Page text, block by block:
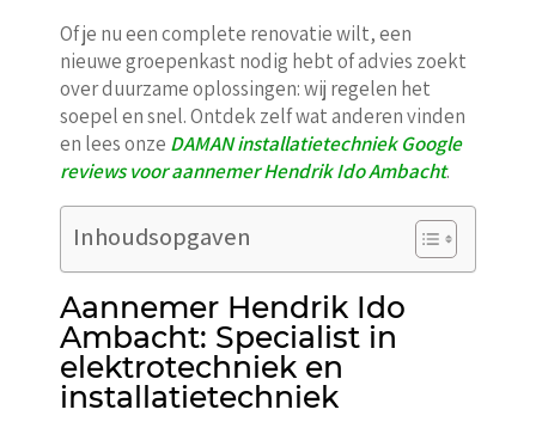
Of je nu een complete renovatie wilt, een
nieuwe groepenkast nodig hebt of advies zoekt
over duurzame oplossingen: wij regelen het
soepel en snel. Ontdek zelf wat anderen vinden
en lees onze DAMAN installatietechniek Google
reviews voor aannemer Hendrik Ido Ambacht.
Inhoudsopgaven
Aannemer Hendrik Ido
Ambacht: Specialist in
elektrotechniek en
installatietechniek